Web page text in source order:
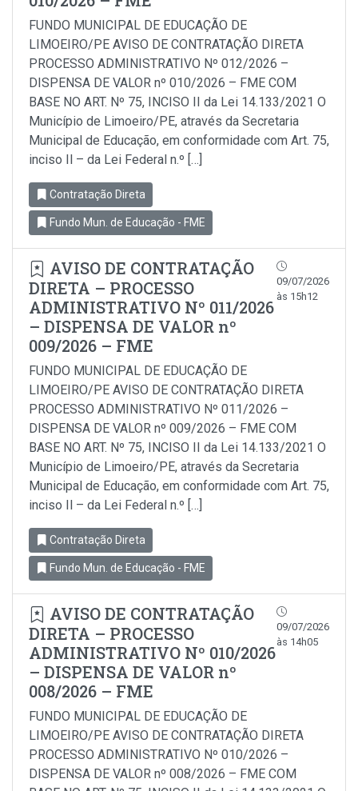
FUNDO MUNICIPAL DE EDUCAÇÃO DE
LIMOEIRO/PE AVISO DE CONTRATAÇÃO DIRETA
PROCESSO ADMINISTRATIVO Nº 012/2026 –
DISPENSA DE VALOR nº 010/2026 – FME COM
BASE NO ART. Nº 75, INCISO II da Lei 14.133/2021 O
Município de Limoeiro/PE, através da Secretaria
Municipal de Educação, em conformidade com Art. 75,
inciso Il – da Lei Federal n.º […]
Contratação Direta
Fundo Mun. de Educação - FME
AVISO DE CONTRATAÇÃO
DIRETA – PROCESSO
ADMINISTRATIVO Nº 011/2026
– DISPENSA DE VALOR nº
009/2026 – FME
09/07/2026
às 15h12
FUNDO MUNICIPAL DE EDUCAÇÃO DE
LIMOEIRO/PE AVISO DE CONTRATAÇÃO DIRETA
PROCESSO ADMINISTRATIVO Nº 011/2026 –
DISPENSA DE VALOR nº 009/2026 – FME COM
BASE NO ART. Nº 75, INCISO II da Lei 14.133/2021 O
Município de Limoeiro/PE, através da Secretaria
Municipal de Educação, em conformidade com Art. 75,
inciso Il – da Lei Federal n.º […]
Contratação Direta
Fundo Mun. de Educação - FME
AVISO DE CONTRATAÇÃO
DIRETA – PROCESSO
ADMINISTRATIVO Nº 010/2026
– DISPENSA DE VALOR nº
008/2026 – FME
09/07/2026
às 14h05
FUNDO MUNICIPAL DE EDUCAÇÃO DE
LIMOEIRO/PE AVISO DE CONTRATAÇÃO DIRETA
PROCESSO ADMINISTRATIVO Nº 010/2026 –
DISPENSA DE VALOR nº 008/2026 – FME COM